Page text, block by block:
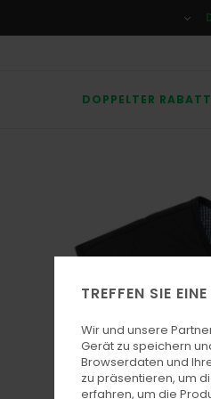
DOPPELTER RABATT
TREFFEN SIE
Wir und unsere
Gerät zu speichern
Browserdaten und
zu präsentieren, um
erfahren, um die